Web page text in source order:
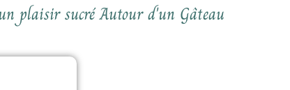
plaisir sucré Autour d'un Gâteau